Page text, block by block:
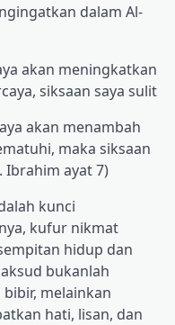
dalam Al-
akan meningkatkan
siksaan saya sulit
akan menambah
maka siksaan
Ibrahim ayat 7)
kunci
kufur nikmat
hidup dan
bukanlah
melainkan
hati, lisan, dan